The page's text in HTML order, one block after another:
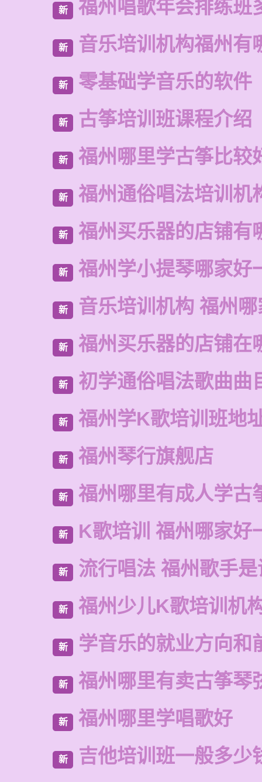
新 福州唱歌年会排练班
新 音乐培训机构福州有
新 零基础学音乐的软件
新 古筝培训班课程介绍
新 福州哪里学古筝比较
新 福州通俗唱法培训机
新 福州买乐器的店铺有
新 福州学小提琴哪家好
新 音乐培训机构 福州
新 福州买乐器的店铺在
新 初学通俗唱法歌曲曲
新 福州学K歌培训班地
新 福州琴行旗舰店
新 福州哪里有成人学古
新 K歌培训 福州哪家好
新 流行唱法 福州歌手
新 福州少儿K歌培训机
新 学音乐的就业方向和
新 福州哪里有卖古筝琴
新 福州哪里学唱歌好
新 吉他培训班一般多少